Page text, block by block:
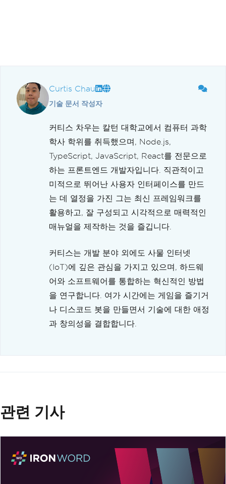
Curtis Chau
기술 문서 작성자
커티스 차우는 칼턴 대학교에서 컴퓨터 과학
학사 학위를 취득했으며, Node.js,
TypeScript, JavaScript, React를 전문으로
하는 프론트엔드 개발자입니다. 직관적이고
미적으로 뛰어난 사용자 인터페이스를 만드
는 데 열정을 가진 그는 최신 프레임워크를
활용하고, 잘 구성되고 시각적으로 매력적인
매뉴얼을 제작하는 것을 즐깁니다.
커티스는 개발 분야 외에도 사물 인터넷
(IoT)에 깊은 관심을 가지고 있으며, 하드웨
어와 소프트웨어를 통합하는 혁신적인 방법
을 연구합니다. 여가 시간에는 게임을 즐기거
나 디스코드 봇을 만들면서 기술에 대한 애정
과 창의성을 결합합니다.
관련 기사